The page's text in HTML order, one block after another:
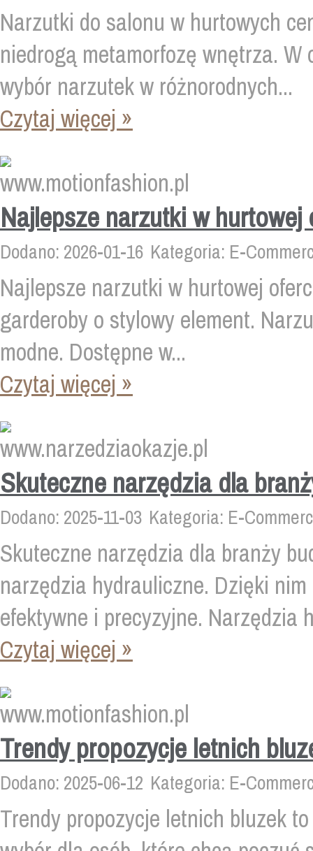
Narzutki do salonu w hurtowych
niedrogą metamorfozę wnętrza.
wybór narzutek w różnorodnych...
Czytaj więcej »
Najlepsze narzutki w hurtowej
Dodano: 2026-01-16 Kategoria: E-
Najlepsze narzutki w hurtowej
garderoby o stylowy element.
modne. Dostępne w...
Czytaj więcej »
Skuteczne narzędzia dla
Dodano: 2025-11-03 Kategoria: E-
Skuteczne narzędzia dla branży
narzędzia hydrauliczne. Dzięki
efektywne i precyzyjne. Narzędzia
Czytaj więcej »
Trendy propozycje letnich
Dodano: 2025-06-12 Kategoria: E-
Trendy propozycje letnich bluzek